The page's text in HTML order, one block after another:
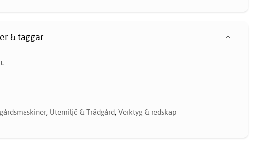
& taggar
, Utemiljö & Trädgård, Verktyg & redskap